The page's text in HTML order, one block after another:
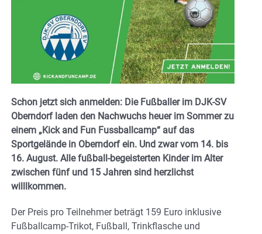
Schon jetzt sich anmelden: Die Fußballer im DJK-SV
Oberndorf laden den Nachwuchs heuer im Sommer zu
einem „Kick and Fun Fussballcamp“ auf das
Sportgelände in Oberndorf ein. Und zwar vom 14. bis
16. August. Alle fußball-begeisterten Kinder im Alter
zwischen fünf und 15 Jahren sind herzlichst
willlkommen.
Der Preis pro Teilnehmer beträgt 159 Euro inklusive
Fußballcamp-Trikot, Fußball, Trinkflasche und